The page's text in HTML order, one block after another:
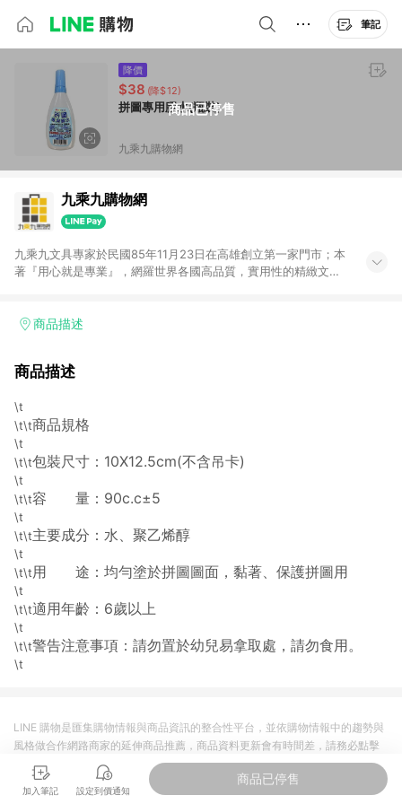
筆記
商品已停售
降價
$38 (降$12)
拼圖專用膠水(瓶裝)
九乘九購物網
九乘九購物網
九乘九文具專家於民國85年11月23日在高雄創立第一家門市；本
著『用心就是專業』，網羅世界各國高品質，實用性的精緻文具
非店舖通路及整合虛實行銷為目標，並以完整的物流倉儲系統，
才享有回饋，點數將於廠商出貨後 30 天前後發送。 (2) 門市訂
導購資格。 (3) 使用九乘九APP下單，將無法獲得點數回饋。
商品描述
商品描述
\t
\t\t商品規格
\t
\t\t包裝尺寸：10X12.5cm(不含吊卡)
\t
\t\t容 量：90c.c±5
\t
\t\t主要成分：水、聚乙烯醇
\t
\t\t用 途：均勻塗於拼圖圖面，黏著、保護拼圖用
\t
\t\t適用年齡：6歲以上
\t
\t\t警告注意事項：請勿置於幼兒易拿取處，請勿食用。
\t
加入筆記 設定到價通知
商品已停售
LINE 購物是匯集購物情報與商品資訊的整合性平台，並依購物情報中的趨勢與
風格做合作網路商家的延伸商品推薦，商品資料更新會有時間差，請務必點擊
商品至各合作網路商家，確認現售價與購物條件，一切資訊以合作廠商網頁為
準。